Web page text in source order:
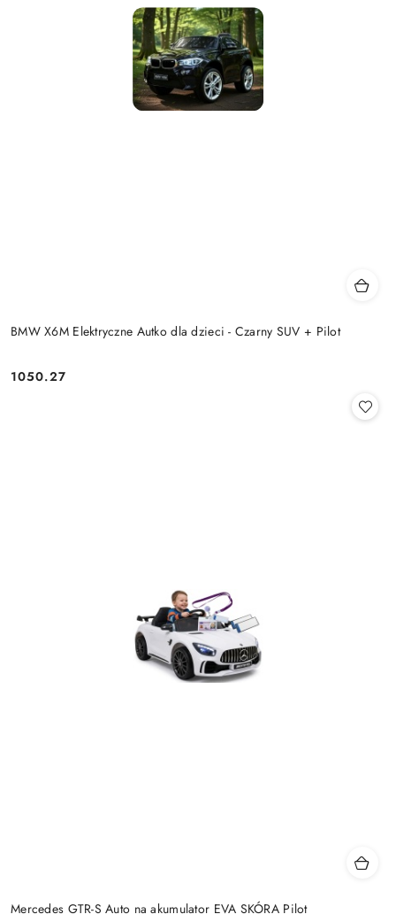
BMW X6M Elektryczne Autko dla dzieci - Czarny SUV + Pilot
Cena:
1050.27
Mercedes GTR-S Auto na akumulator EVA SKÓRA Pilot